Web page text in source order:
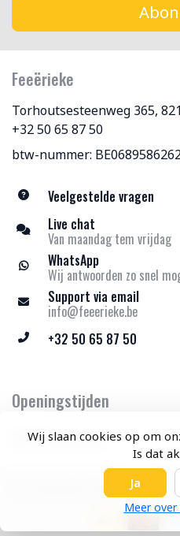
Wij slaan cookies op om
Is dat
Ja
Meer over
Feeërieke
Torhoutsesteenweg 365,
+32 50 65 87 50
btw-nummer:
Veelgestelde vragen
Live chat
Van maandag tem vrijdag
WhatsApp
Wij antwoorden zo snel
Support via email
info@feeerieke.be
+32 50 65 87 50
Openingstijden
Klantenservice
© Copyright 2026